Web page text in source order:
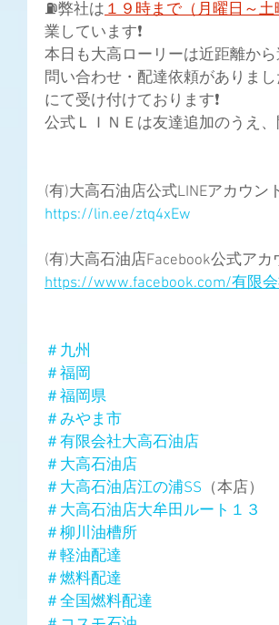
⛽弊社は１９時まで（月曜日～
業しています❗
本日も大高ローリーは近距離か
問い合わせ・配達依頼がありまし
にて受け付けております❗
公式ＬＩＮＥは友達追加のうえ
(有)大高石油店公式LINEアカウン
https://lin.ee/ztq4xEw
(有)大高石油店Facebook公式アカ
https://www.facebook.com/有限
＃九州
＃福岡
＃福岡県
＃みやま市
＃有限会社大高石油店
＃大高石油店
＃大高石油店江の浦SS （本店）
＃大高石油店大牟田ルート１３
＃柳川油槽所
＃軽油配達
＃燃料配達
＃全国燃料配達